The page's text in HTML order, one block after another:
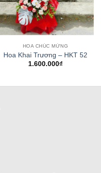
HOA CHÚC MỪNG
Hoa Khai Trương – HKT 52
1.600.000₫